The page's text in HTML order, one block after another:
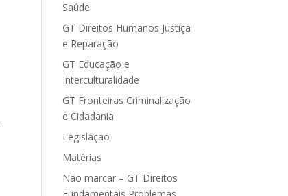
Saúde
GT Direitos Humanos Justiça
e Reparação
GT Educação e
Interculturalidade
GT Fronteiras Criminalização
e Cidadania
Legislação
Matérias
Não marcar – GT Direitos